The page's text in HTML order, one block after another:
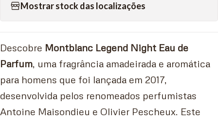
Mostrar stock das localizações
Descobre Montblanc Legend Night Eau de
Parfum, uma fragrância amadeirada e aromática
para homens que foi lançada em 2017,
desenvolvida pelos renomeados perfumistas
Antoine Maisondieu e Olivier Pescheux. Este